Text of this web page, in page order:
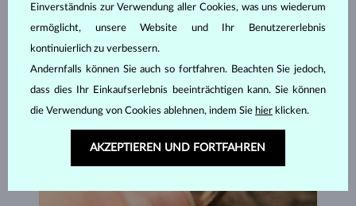
Einverständnis zur Verwendung aller Cookies, was uns wiederum
ermöglicht, unsere Website und Ihr Benutzererlebnis
kontinuierlich zu verbessern.
Andernfalls können Sie auch so fortfahren. Beachten Sie jedoch,
dass dies Ihr Einkaufserlebnis beeinträchtigen kann. Sie können
die Verwendung von Cookies ablehnen, indem Sie hier klicken.
AKZEPTIEREN UND FORTFAHREN